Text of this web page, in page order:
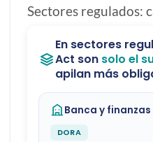
Sectores regulados: